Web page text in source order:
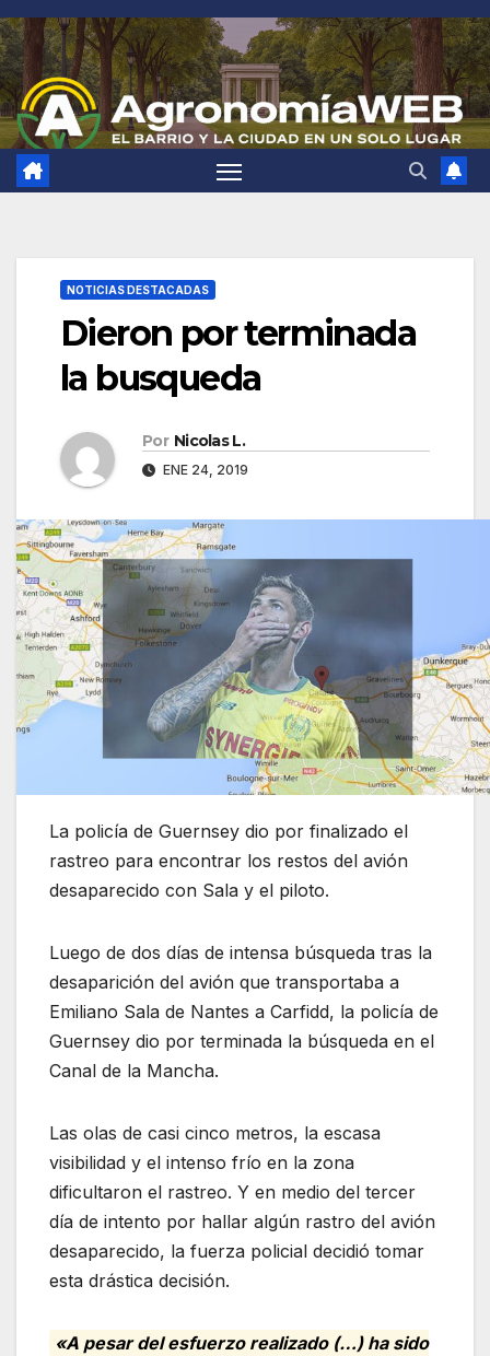
Saltar
al
contenido
NOTICIAS DESTACADAS
Dieron por terminada
la busqueda
Por Nicolas L.
ENE 24, 2019
La policía de Guernsey dio por finalizado el
rastreo para encontrar los restos del avión
desaparecido con Sala y el piloto.
Luego de dos días de intensa búsqueda tras la
desaparición del avión que transportaba a
Emiliano Sala de Nantes a Carfidd, la policía de
Guernsey dio por terminada la búsqueda en el
Canal de la Mancha.
Las olas de casi cinco metros, la escasa
visibilidad y el intenso frío en la zona
dificultaron el rastreo. Y en medio del tercer
día de intento por hallar algún rastro del avión
desaparecido, la fuerza policial decidió tomar
esta drástica decisión.
«A pesar del esfuerzo realizado (…) ha sido